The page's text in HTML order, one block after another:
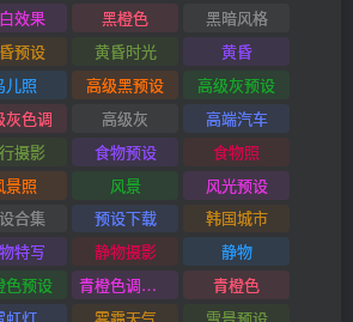
效果 黑橙色
黑暗风格
预设 黄昏时光
黄昏
儿照 高级黑预设
高级灰预设
灰色调 高级灰
高端汽车
摄影 食物预设
食物照
景照 风景
风光预设
合集 预设下载
韩国城市
特写 静物摄影
静物
色预设 青橙色调预设
青橙色